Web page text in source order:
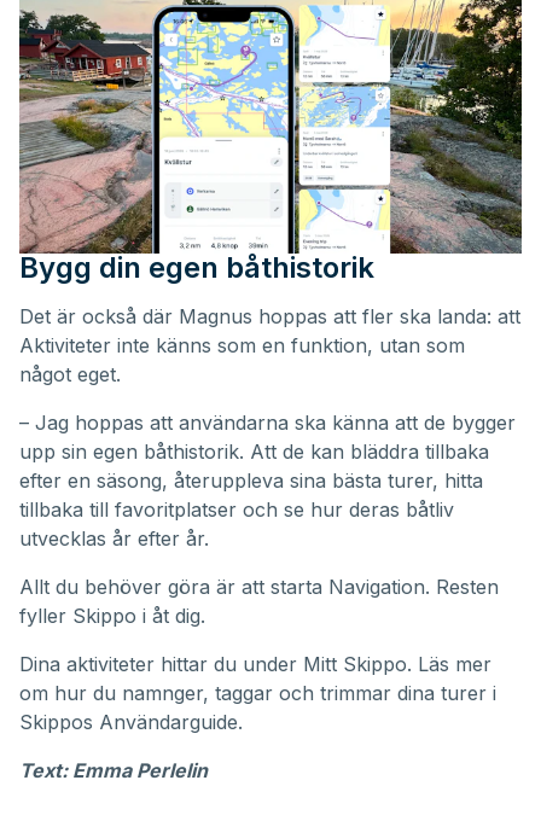
Bygg din egen båthistorik
Det är också där Magnus hoppas att fler ska landa: att
Aktiviteter inte känns som en funktion, utan som
något eget.
– Jag hoppas att användarna ska känna att de bygger
upp sin egen båthistorik. Att de kan bläddra tillbaka
efter en säsong, återuppleva sina bästa turer, hitta
tillbaka till favoritplatser och se hur deras båtliv
utvecklas år efter år.
Allt du behöver göra är att starta Navigation. Resten
fyller Skippo i åt dig.
Dina aktiviteter hittar du under Mitt Skippo. Läs mer
om hur du namnger, taggar och trimmar dina turer i
Skippos Användarguide.
Text: Emma Perlelin